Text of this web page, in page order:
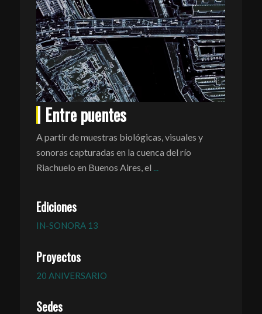
Entre puentes
A partir de muestras biológicas, visuales y
sonoras capturadas en la cuenca del río
Riachuelo en Buenos Aires, el ...
Ediciones
IN-SONORA 13
Proyectos
20 ANIVERSARIO
Sedes